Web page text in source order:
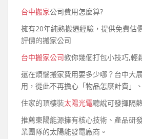
台中搬家公司費用怎麼算?
擁有20年純熟搬遷經驗，提供免費估
評價的搬家公司
台中搬家公司教你幾個打包小技巧,輕
還在煩惱搬家費用要多少哪？台中大
用，從此不再擔心「物品怎麼計費」
住家的頂樓裝太陽光電聽說可發揮隔
推薦東陽能源擁有核心技術、產品研
業團隊的太陽能發電廠商。